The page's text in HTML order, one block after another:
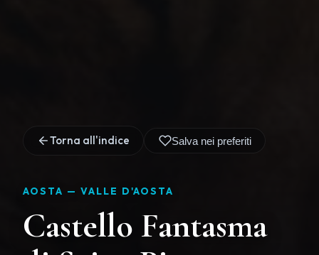
Torna all'indice Salva nei preferiti
AOSTA — VALLE D'AOSTA
Castello Fantasma